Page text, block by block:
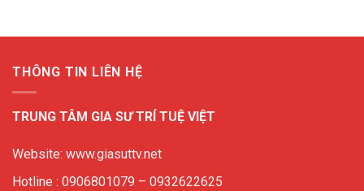
THÔNG TIN LIÊN HỆ
TRUNG TÂM GIA SƯ TRÍ TUỆ VIỆT
Website: www.giasuttv.net
Hotline : 0906801079 – 0932622625